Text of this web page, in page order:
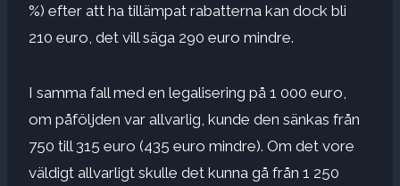
%) efter att ha tillämpat rabatterna kan dock bli
210 euro, det vill säga 290 euro mindre.
I samma fall med en legalisering på 1 000 euro,
om påföljden var allvarlig, kunde den sänkas från
750 till 315 euro (435 euro mindre). Om det vore
väldigt allvarligt skulle det kunna gå från 1 250